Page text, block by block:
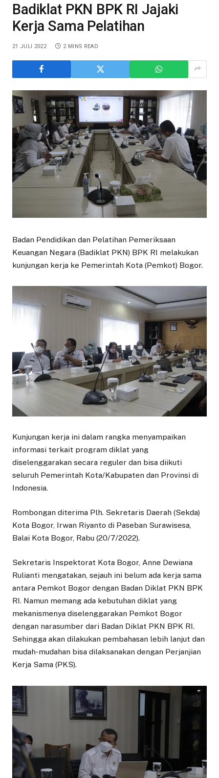
Badiklat PKN BPK RI Jajaki
Kerja Sama Pelatihan
21 JULI 2022 2 MINS READ
Badan Pendidikan dan Pelatihan Pemeriksaan
Keuangan Negara (Badiklat PKN) BPK RI melakukan
kunjungan kerja ke Pemerintah Kota (Pemkot) Bogor.
Kunjungan kerja ini dalam rangka menyampaikan
informasi terkait program diklat yang
diselenggarakan secara reguler dan bisa diikuti
seluruh Pemerintah Kota/Kabupaten dan Provinsi di
Indonesia.
Rombongan diterima Plh. Sekretaris Daerah (Sekda)
Kota Bogor, Irwan Riyanto di Paseban Surawisesa,
Balai Kota Bogor, Rabu (20/7/2022).
Sekretaris Inspektorat Kota Bogor, Anne Dewiana
Rulianti mengatakan, sejauh ini belum ada kerja sama
antara Pemkot Bogor dengan Badan Diklat PKN BPK
RI. Namun memang ada kebutuhan diklat yang
mekanismenya diselenggarakan Pemkot Bogor
dengan narasumber dari Badan Diklat PKN BPK RI.
Sehingga akan dilakukan pembahasan lebih lanjut dan
mudah-mudahan bisa dilaksanakan dengan Perjanjian
Kerja Sama (PKS).